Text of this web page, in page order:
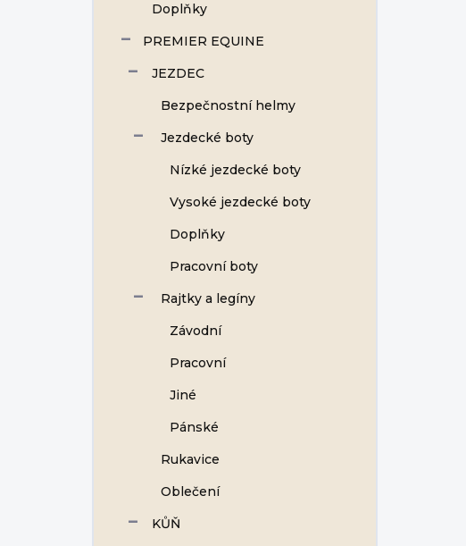
Doplňky
PREMIER EQUINE
JEZDEC
Bezpečnostní helmy
Jezdecké boty
Nízké jezdecké boty
Vysoké jezdecké boty
Doplňky
Pracovní boty
Rajtky a legíny
Závodní
Pracovní
Jiné
Pánské
Rukavice
Oblečení
KŮŇ